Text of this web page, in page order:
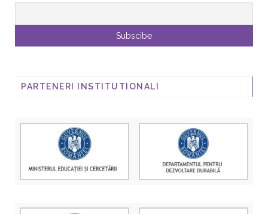
PARTENERI INSTITUTIONALI